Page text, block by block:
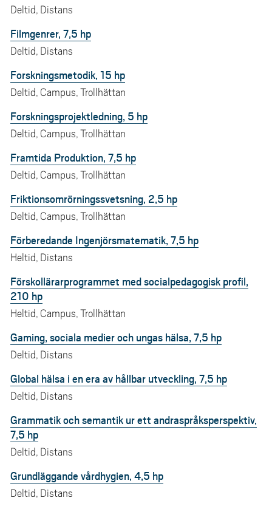
Deltid, Distans
Filmgenrer, 7,5 hp
Deltid, Distans
Forskningsmetodik, 15 hp
Deltid, Campus, Trollhättan
Forskningsprojektledning, 5 hp
Deltid, Campus, Trollhättan
Framtida Produktion, 7,5 hp
Deltid, Campus, Trollhättan
Friktionsomrörningssvetsning, 2,5 hp
Deltid, Campus, Trollhättan
Förberedande Ingenjörsmatematik, 7,5 hp
Heltid, Distans
Förskollärarprogrammet med socialpedagogisk profil,
210 hp
Heltid, Campus, Trollhättan
Gaming, sociala medier och ungas hälsa, 7,5 hp
Deltid, Distans
Global hälsa i en era av hållbar utveckling, 7,5 hp
Deltid, Distans
Grammatik och semantik ur ett andraspråksperspektiv,
7,5 hp
Deltid, Distans
Grundläggande vårdhygien, 4,5 hp
Deltid, Distans